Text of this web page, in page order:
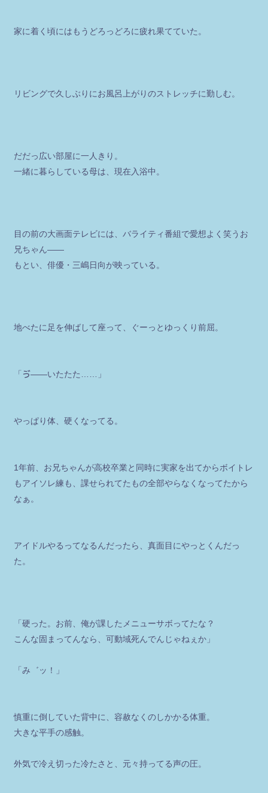
家に着く頃にはもうどろっどろに疲れ果てていた。
リビングで久しぶりにお風呂上がりのストレッチに勤しむ。
だだっ広い部屋に一人きり。
一緒に暮らしている母は、現在入浴中。
目の前の大画面テレビには、バライティ番組で愛想よく笑うお
兄ちゃん――
もとい、俳優・三嶋日向が映っている。
地べたに足を伸ばして座って、ぐーっとゆっくり前屈。
「ゔ――いたたた……」
やっぱり体、硬くなってる。
1年前、お兄ちゃんが高校卒業と同時に実家を出てからボイトレ
もアイソレ練も、課せられてたもの全部やらなくなってたから
なぁ。
アイドルやるってなるんだったら、真面目にやっとくんだっ
た。
「硬った。お前、俺が課したメニューサボってたな？
こんな固まってんなら、可動域死んでんじゃねぇか」
「み゛ッ！」
慎重に倒していた背中に、容赦なくのしかかる体重。
大きな平手の感触。
外気で冷え切った冷たさと、元々持ってる声の圧。